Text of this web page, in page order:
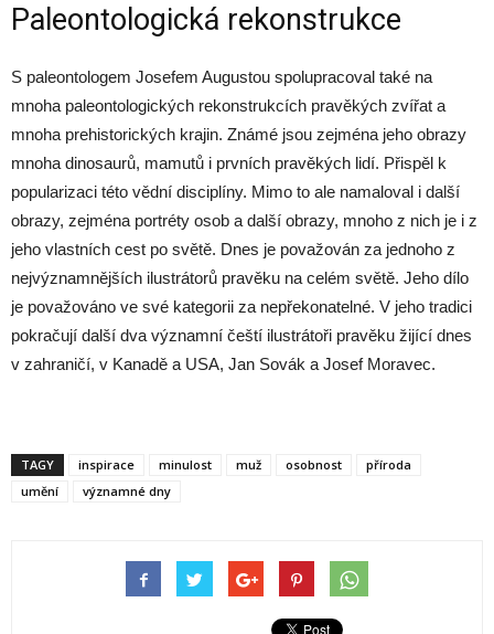
Paleontologická rekonstrukce
S paleontologem Josefem Augustou spolupracoval také na
mnoha paleontologických rekonstrukcích pravěkých zvířat a
mnoha prehistorických krajin. Známé jsou zejména jeho obrazy
mnoha dinosaurů, mamutů i prvních pravěkých lidí. Přispěl k
popularizaci této vědní disciplíny. Mimo to ale namaloval i další
obrazy, zejména portréty osob a další obrazy, mnoho z nich je i z
jeho vlastních cest po světě. Dnes je považován za jednoho z
nejvýznamnějších ilustrátorů pravěku na celém světě. Jeho dílo
je považováno ve své kategorii za nepřekonatelné. V jeho tradici
pokračují další dva významní čeští ilustrátoři pravěku žijící dnes
v zahraničí, v Kanadě a USA, Jan Sovák a Josef Moravec.
TAGY inspirace minulost muž osobnost
příroda
umění
významné dny